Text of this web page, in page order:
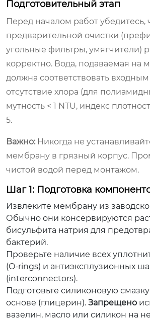
Подготовительный этап
Перед началом работ убедитесь,
предварительной очистки
угольные фильтры, умягчители)
корректно. Вода, подаваемая на
должна соответствовать
отсутствие хлора (для
мутность < 1 NTU, индекс
5.
Важно: Никогда не
мембрану в грязный корпус.
чистой водой перед монтажом.
Шаг 1: Подготовка
Извлеките мембрану из
Обычно они консервируются
бисульфита натрия для
бактерий.
Проверьте наличие всех
(O-rings) и антиэксплузионных
(interconnectors).
Подготовьте силиконовую
основе (глицерин). Запрещено
вазелин, масло или силикон на